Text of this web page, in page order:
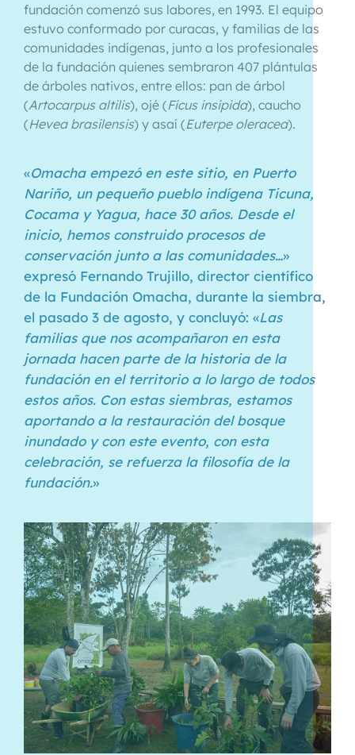
fundación comenzó sus labores, en 1993. El equipo
estuvo conformado por curacas, y familias de las
comunidades indígenas, junto a los profesionales
de la fundación quienes sembraron 407 plántulas
de árboles nativos, entre ellos: pan de árbol
(Artocarpus altilis), ojé (Ficus insipida), caucho
(Hevea brasilensis) y asaí (Euterpe oleracea).
«Omacha empezó en este sitio, en Puerto
Nariño, un pequeño pueblo indígena Ticuna,
Cocama y Yagua, hace 30 años. Desde el
inicio, hemos construido procesos de
conservación junto a las comunidades…»
expresó Fernando Trujillo, director científico
de la Fundación Omacha, durante la siembra,
el pasado 3 de agosto, y concluyó: «Las
familias que nos acompañaron en esta
jornada hacen parte de la historia de la
fundación en el territorio a lo largo de todos
estos años. Con estas siembras, estamos
aportando a la restauración del bosque
inundado y con este evento, con esta
celebración, se refuerza la filosofía de la
fundación.»